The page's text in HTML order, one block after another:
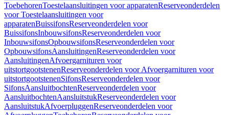
ToebehorenToestelaansluitingen voor apparatenReserveonderdelen
voor Toestelaansluitingen voor
apparatenBuissifonsReserveonderdelen voor
BuissifonsInbouwsifonsReserveonderdelen voor
InbouwsifonsOpbouwsifonsReserveonderdelen voor
OpbouwsifonsAansluitingenReserveonderdelen voor
AansluitingenAfvoergarnituren voor
uitstortgootstenenReserveonderdelen voor Afvoergarnituren voor
uitstortgootstenenSifonsReserveonderdelen voor
SifonsAansluitbochtenReserveonderdelen voor
AansluitbochtenAansluitstukReserveonderdelen voor
AansluitstukAfvoerpluggenReserveonderdelen voor